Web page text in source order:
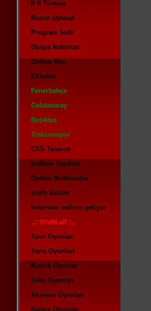
İl İl Türkiye
Resim Upload
Program İndir
Dünya Rekorları
Online Msn
Etiketler
Fenerbahçe
Galatasaray
Beşiktaş
Trabzonspor
CSS Tasarım
Iceblue Tasarim
Online Multimedia
sayfa düzeni
İnternete indirim geliyor
..:: OYuNLaR ::..
Spor Oyunları
Yarış Oyunları
Komik Oyunlar
Zeka Oyunları
Aksiyon Oyunları
Barbie Oyunları